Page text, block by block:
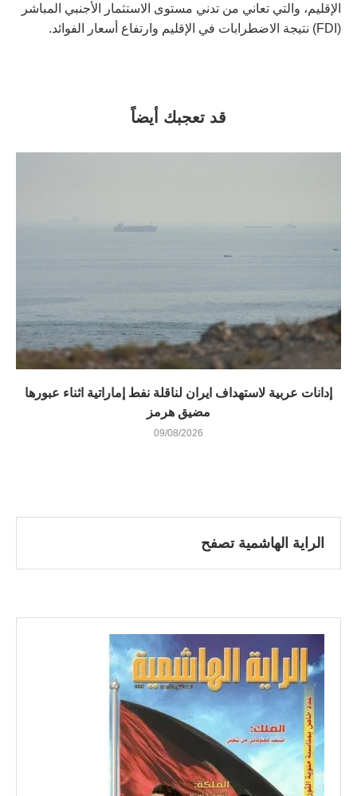
الإقليم، والتي تعاني من تدني مستوى الاستثمار الأجنبي المباشر
(FDI) نتيجة الاضطرابات في الإقليم وارتفاع أسعار الفوائد.
قد تعجبك أيضاً
إدانات عربية لاستهداف ايران لناقلة نفط إماراتية اثناء عبورها
مضيق هرمز
09/08/2026
الراية الهاشمية تصفح